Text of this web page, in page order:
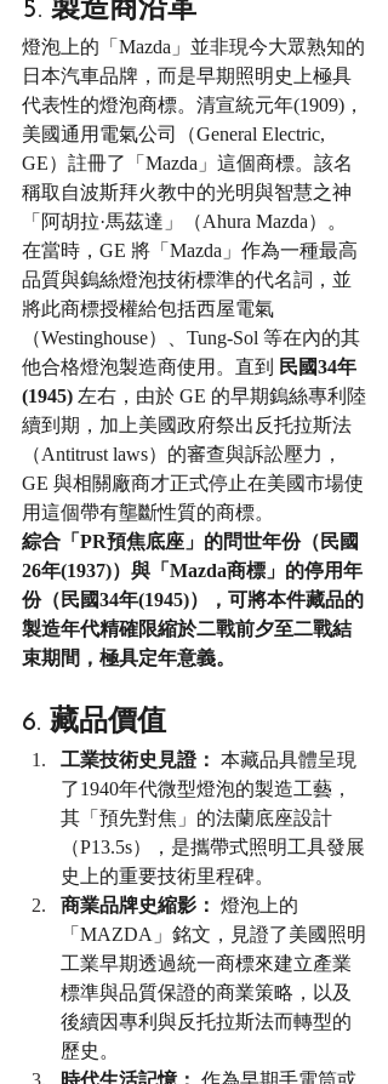
5. 製造商沿革
燈泡上的「Mazda」並非現今大眾熟知的
日本汽車品牌，而是早期照明史上極具
代表性的燈泡商標。清宣統元年(1909)，
美國通用電氣公司（General Electric,
GE）註冊了「Mazda」這個商標。該名
稱取自波斯拜火教中的光明與智慧之神
「阿胡拉·馬茲達」（Ahura Mazda）。
在當時，GE 將「Mazda」作為一種最高
品質與鎢絲燈泡技術標準的代名詞，並
將此商標授權給包括西屋電氣
（Westinghouse）、Tung-Sol 等在內的其
他合格燈泡製造商使用。直到
民國34年
(1945) 左右，由於 GE 的早期鎢絲專利陸
續到期，加上美國政府祭出反托拉斯法
（Antitrust laws）的審查與訴訟壓力，
GE 與相關廠商才正式停止在美國市場使
用這個帶有壟斷性質的商標。
綜合「PR預焦底座」的問世年份（民國
26年(1937)）與「Mazda商標」的停用年
份（民國34年(1945)），可將本件藏品的
製造年代精確限縮於二戰前夕至二戰結
束期間，極具定年意義。
6. 藏品價值
工業技術史見證： 本藏品具體呈現
了1940年代微型燈泡的製造工藝，
其「預先對焦」的法蘭底座設計
（P13.5s），是攜帶式照明工具發展
史上的重要技術里程碑。
商業品牌史縮影： 燈泡上的
「MAZDA」銘文，見證了美國照明
工業早期透過統一商標來建立產業
標準與品質保證的商業策略，以及
後續因專利與反托拉斯法而轉型的
歷史。
時代生活記憶： 作為早期手電筒或